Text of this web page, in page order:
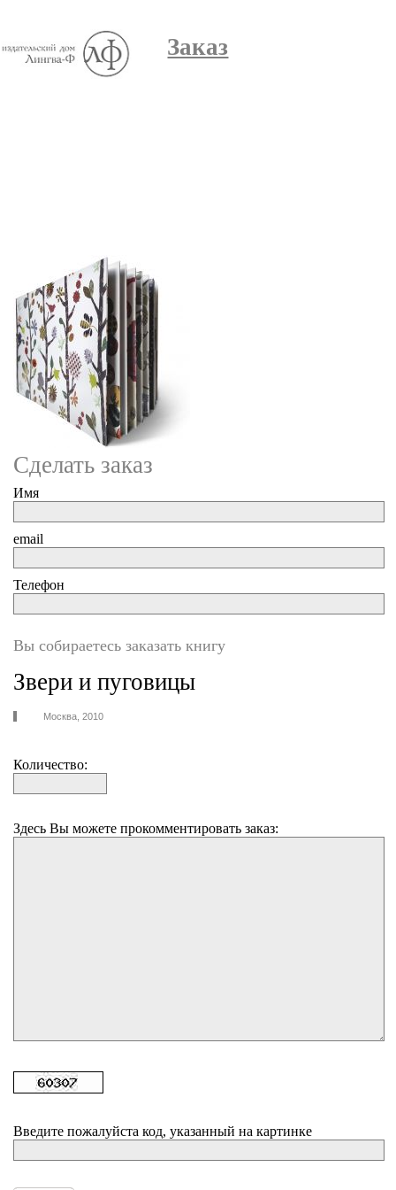
Заказ
Сделать заказ
Имя
email
Телефон
Вы собираетесь заказать книгу
Звери и пуговицы
Москва, 2010
Количество:
Здесь Вы можете прокомментировать заказ:
Введите пожалуйста код, указанный на картинке